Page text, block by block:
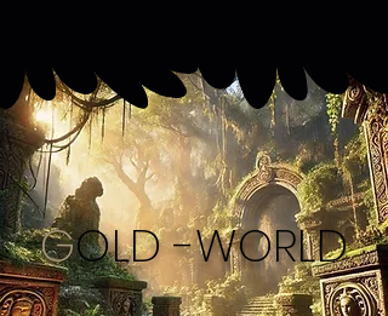
GOLD -WORLD